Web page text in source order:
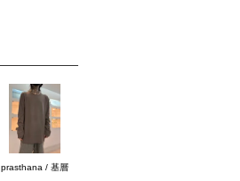
prasthana / 基層